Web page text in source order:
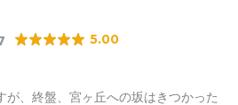
5.00
が、終盤、宮ヶ丘への坂はきつかった